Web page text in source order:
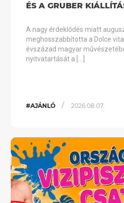
ÉS A GRUBER
A nagy érdeklődés miatt
meghosszabbította a Dolce
évszázad magyar
nyitvatartását a […]
#AJÁNLÓ / 2026.08.07.